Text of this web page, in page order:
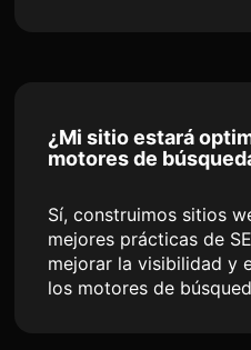
¿Mi sitio estará
motores de
Sí, construimos sitios
mejores prácticas de
mejorar la visibilidad y
los motores de